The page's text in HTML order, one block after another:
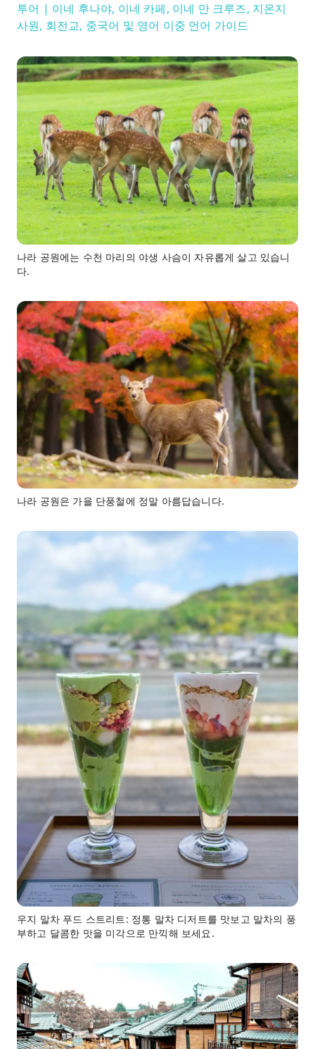
투어 | 이네 후나야, 이네 카페, 이네 만 크루즈, 지온지
사원, 회전교, 중국어 및 영어 이중 언어 가이드
나라 공원에는 수천 마리의 야생 사슴이 자유롭게 살고 있습니
다.
나라 공원은 가을 단풍철에 정말 아름답습니다.
우지 말차 푸드 스트리트: 정통 말차 디저트를 맛보고 말차의 풍
부하고 달콤한 맛을 미각으로 만끽해 보세요.